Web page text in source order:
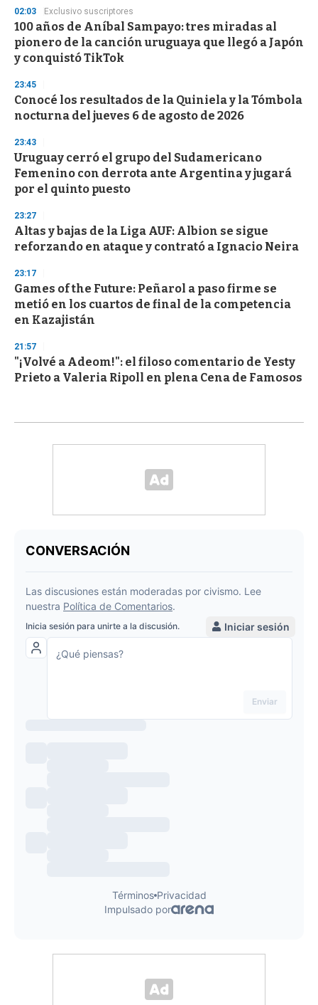
02:03 Exclusivo suscriptores
100 años de Aníbal Sampayo: tres miradas al
pionero de la canción uruguaya que llegó a Japón
y conquistó TikTok
23:45
Conocé los resultados de la Quiniela y la Tómbola
nocturna del jueves 6 de agosto de 2026
23:43
Uruguay cerró el grupo del Sudamericano
Femenino con derrota ante Argentina y jugará
por el quinto puesto
23:27
Altas y bajas de la Liga AUF: Albion se sigue
reforzando en ataque y contrató a Ignacio Neira
23:17
Games of the Future: Peñarol a paso firme se
metió en los cuartos de final de la competencia
en Kazajistán
21:57
"¡Volvé a Adeom!": el filoso comentario de Yesty
Prieto a Valeria Ripoll en plena Cena de Famosos